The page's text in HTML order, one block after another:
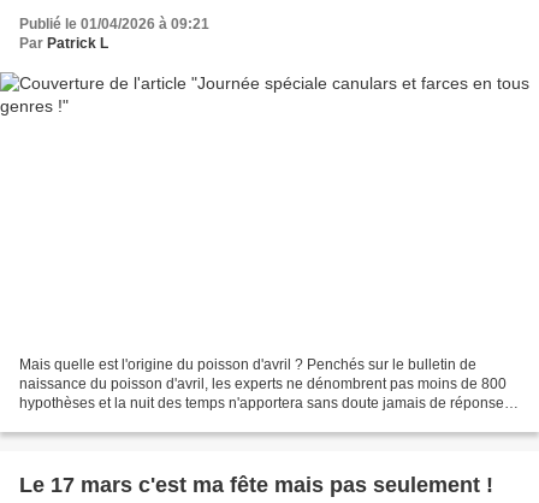
Publié le 01/04/2026 à 09:21
Par Patrick L
Mais quelle est l'origine du poisson d'avril ? Penchés sur le bulletin de
naissance du poisson d'avril, les experts ne dénombrent pas moins de 800
hypothèses et la nuit des temps n'apportera sans doute jamais de réponse
Le 17 mars c'est ma fête mais pas seulement !